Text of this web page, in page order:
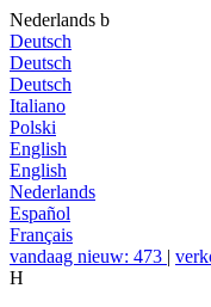
Nederlands b
Deutsch
Deutsch
Deutsch
Italiano
Polski
English
English
Nederlands
Español
Français
vandaag nieuw: 473 |
H